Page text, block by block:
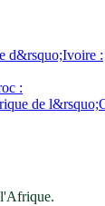
d&rsquo;Ivoire :
:
de